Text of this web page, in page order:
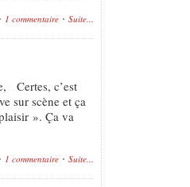
1 commentaire Suite...
Certes, c’est
sur scène et ça
». Ça va
1 commentaire Suite...